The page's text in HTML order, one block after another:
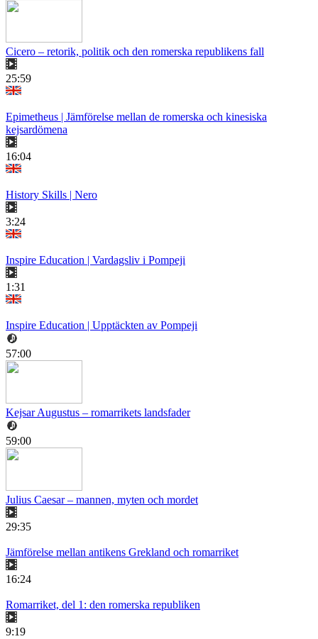
Cicero – retorik, politik och den romerska republikens fall
25:59
Epimetheus | Jämförelse mellan de romerska och kinesiska
kejsardömena
16:04
History Skills | Nero
3:24
Inspire Education | Vardagsliv i Pompeji
1:31
Inspire Education | Upptäckten av Pompeji
57:00
Kejsar Augustus – romarrikets landsfader
59:00
Julius Caesar – mannen, myten och mordet
29:35
Jämförelse mellan antikens Grekland och romarriket
16:24
Romarriket, del 1: den romerska republiken
9:19